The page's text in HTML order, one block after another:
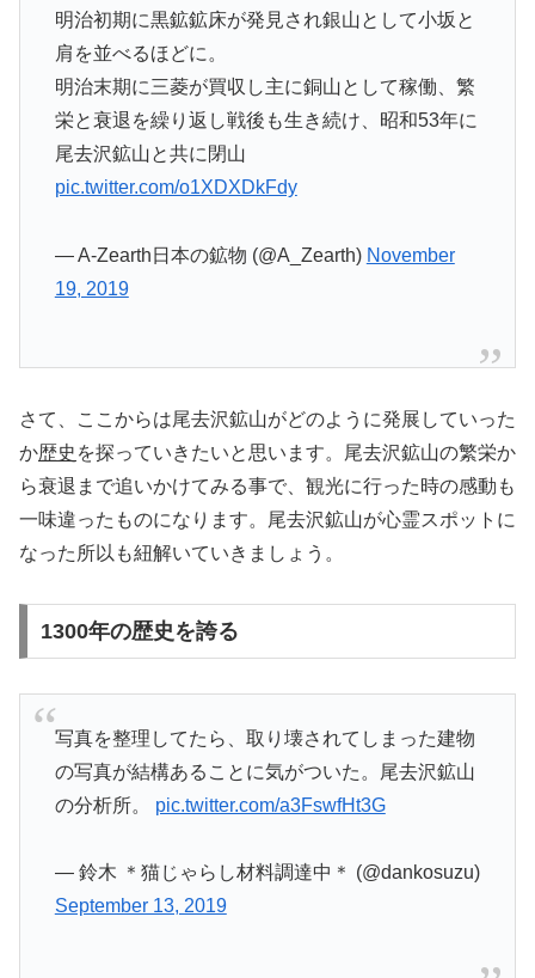
明治初期に黒鉱鉱床が発見され銀山として小坂と
肩を並べるほどに。
明治末期に三菱が買収し主に銅山として稼働、繁
栄と衰退を繰り返し戦後も生き続け、昭和53年に
尾去沢鉱山と共に閉山
pic.twitter.com/o1XDXDkFdy
— A-Zearth日本の鉱物 (@A_Zearth) November
19, 2019
さて、ここからは尾去沢鉱山がどのように発展していった
か歴史 を探っていきたいと思います。尾去沢鉱山の繁栄か
ら衰退まで追いかけてみる事で、観光に行った時の感動も
一味違ったものになります。尾去沢鉱山が心霊スポットに
なった所以も紐解いていきましょう。
1300年の歴史を誇る
写真を整理してたら、取り壊されてしまった建物
の写真が結構あることに気がついた。尾去沢鉱山
の分析所。 pic.twitter.com/a3FswfHt3G
— 鈴木 ＊猫じゃらし材料調達中＊ (@dankosuzu)
September 13, 2019